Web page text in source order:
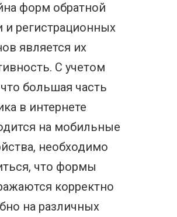
форм обратной
и регистрационных
является их
С учетом
большая часть
в интернете
на мобильные
необходимо
что формы
корректно
на различных